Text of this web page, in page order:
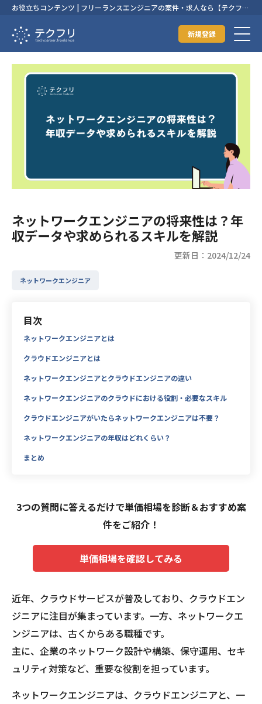
お役立ちコンテンツ | フリーランスエンジニアの案件・求人なら【テクフ
新規登録
ネットワークエンジニアの将来性は？年
収データや求められるスキルを解説
更新日：2024/12/24
ネットワークエンジニア
目次
ネットワークエンジニアとは
クラウドエンジニアとは
ネットワークエンジニアとクラウドエンジニアの違い
ネットワークエンジニアのクラウドにおける役割・必要なスキル
クラウドエンジニアがいたらネットワークエンジニアは不要？
ネットワークエンジニアの年収はどれくらい？
まとめ
3つの質問に答えるだけで単価相場を診断＆おすすめ案
件をご紹介！
単価相場を確認してみる
近年、クラウドサービスが普及しており、クラウドエン
ジニアに注目が集まっています。一方、ネットワークエ
ンジニアは、古くからある職種です。
主に、企業のネットワーク設計や構築、保守運用、セキ
ュリティ対策など、重要な役割を担っています。
ネットワークエンジニアは、クラウドエンジニアと、一